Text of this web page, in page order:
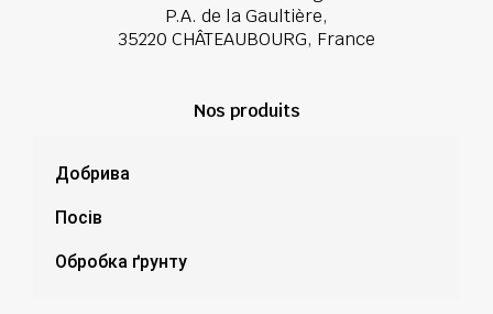
P.A. de la Gaultière,
35220 CHÂTEAUBOURG, France
Nos produits
Добрива
Посів
Обробка ґрунту